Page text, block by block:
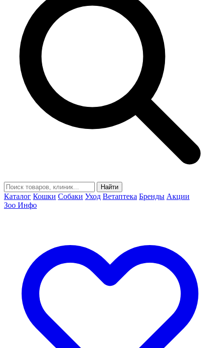
Найти
Каталог Кошки Собаки Уход Ветаптека Бренды Акции
Зоо Инфо